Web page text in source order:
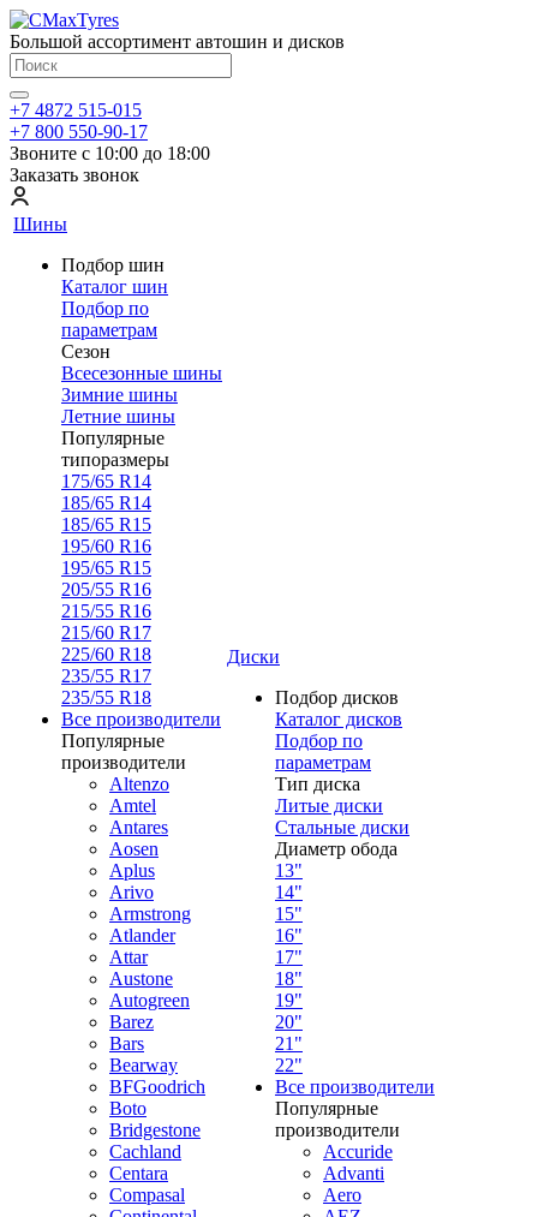
Большой ассортимент автошин и дисков
+7 4872 515-015
+7 800 550-90-17
Звоните с 10:00 до 18:00
Заказать звонок
Шины
Подбор шин
Каталог шин
Подбор по
параметрам
Сезон
Всесезонные шины
Зимние шины
Летние шины
Популярные
типоразмеры
175/65 R14
185/65 R14
185/65 R15
195/60 R16
195/65 R15
205/55 R16
215/55 R16
215/60 R17
225/60 R18
235/55 R17
235/55 R18
Все производители
Популярные
производители
Altenzo
Amtel
Antares
Aosen
Aplus
Arivo
Armstrong
Atlander
Attar
Austone
Autogreen
Barez
Bars
Bearway
BFGoodrich
Boto
Bridgestone
Cachland
Centara
Compasal
Диски
Подбор дисков
Каталог дисков
Подбор по
параметрам
Тип диска
Литые диски
Стальные диски
Диаметр обода
13"
14"
15"
16"
17"
18"
19"
20"
21"
22"
Все производители
Популярные
производители
Accuride
Advanti
Aero